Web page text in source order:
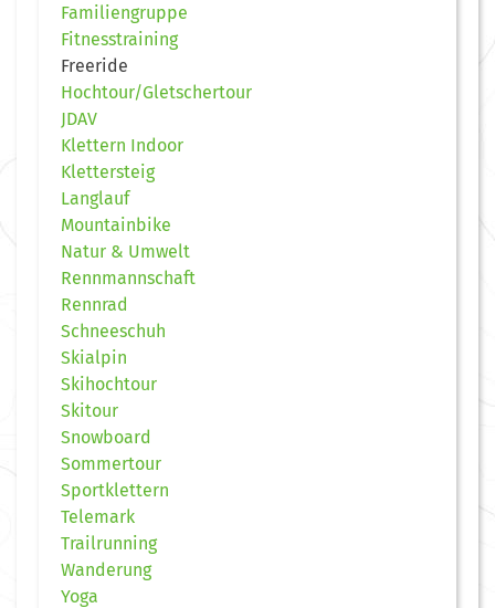
Familiengruppe
Fitnesstraining
Freeride
Hochtour/Gletschertour
JDAV
Klettern Indoor
Klettersteig
Langlauf
Mountainbike
Natur & Umwelt
Rennmannschaft
Rennrad
Schneeschuh
Skialpin
Skihochtour
Skitour
Snowboard
Sommertour
Sportklettern
Telemark
Trailrunning
Wanderung
Yoga